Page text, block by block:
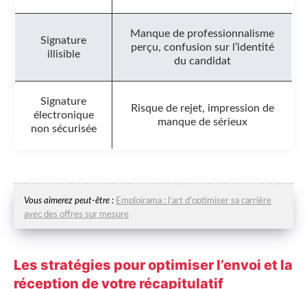
Signature
illisible
Manque de professionnalisme
perçu, confusion sur l’identité
du candidat
Signature
électronique
non sécurisée
Risque de rejet, impression de
manque de sérieux
Vous aimerez peut-être : Emploirama : l’art d’optimiser sa carrière
avec des offres sur mesure
Les stratégies pour optimiser l’envoi et la
réception de votre récapitulatif